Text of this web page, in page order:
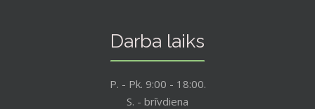
Darba laiks
P. - Pk. 9:00 - 18:00.
S. - brīvdiena